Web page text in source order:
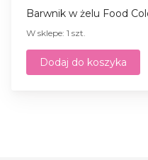
Barwnik w żelu Food
W sklepe: 1 szt.
Dodaj do koszyka